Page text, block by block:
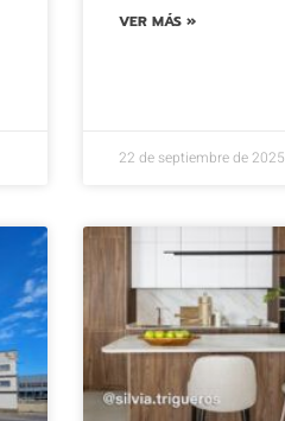
VER MÁS »
22 de septiembre de 2025